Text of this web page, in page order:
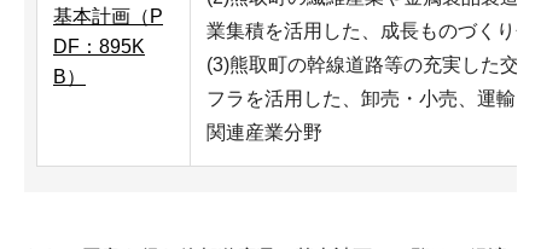
基本計画（P
DF：895K
B）
業集積を活用した、成長ものづくり分
(3)熊取町の幹線道路等の充実した交
フラを活用した、卸売・小売、運輸・
関連産業分野